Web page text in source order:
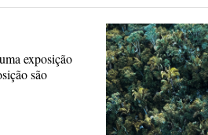
exposição
são